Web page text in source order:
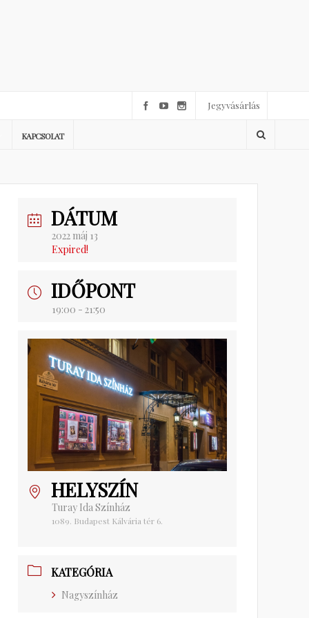
Jegyvásárlás
KAPCSOLAT
DÁTUM
2022 máj 13
Expired!
IDŐPONT
19:00 - 21:50
HELYSZÍN
Turay Ida Színház
1089. Budapest Kálvária tér 6.
KATEGÓRIA
Nagyszínház